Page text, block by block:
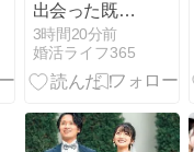
出会った既婚
者達①”
3時間20分前
婚活ライフ365